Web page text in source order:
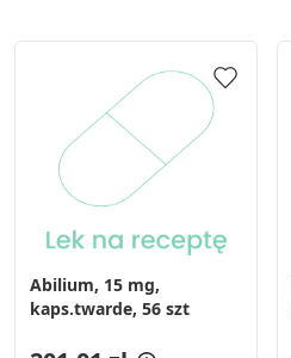
Abilium, 15 mg,
kaps.twarde, 56 szt